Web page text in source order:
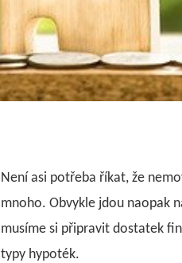
Není asi potřeba říkat, že
mnoho. Obvykle jdou naopak
musíme si připravit dostatek
typy hypoték.